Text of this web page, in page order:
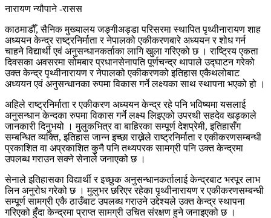
नारायण न्यौपाने -रासस
काठमाडौँ, सैनिक मुख्यालय जङ्गीअड्डा परिसरमा स्थापित पृथ्वीनारायण शाह
अध्ययन केन्द्र राष्ट्रनिर्माता र नेपालको एकीकरणबारे अध्ययन र शोध गर्न
चाहने विद्यार्थी एवं अनुसन्धानकर्ताका लागि खुला गरिएको छ । राष्ट्रिय एकता
दिवसका अवसरमा सोमबार प्रधानसेनापति पूर्णचन्द्र थापाले उद्घाटन गरेको
उक्त केन्द्र पृथ्वीनारायण र नेपालको एकीकरणको इतिहास एकैथलोबाट
अध्ययन एवं अनुसन्धानका रुपमा विकास गर्ने लक्ष्यका साथ स्थापना भएको हो ।
अहिले राष्ट्रनिर्माता र एकीकरण अध्ययन केन्द्र रहे पनि भविष्यमा यसलाई
अनुसन्धान केन्दका रुपमा विकास गर्ने लक्ष्य लिइएको उपरथी सहदेव खड्काले
जानकारी दिनुभयो । मुलुकभित्र वा बाहिरका सम्पूर्ण देशप्रेमी, इतिहासँग
सम्बन्धित व्यक्ति, इतिहास जान्न इच्छा राख्नेले राष्ट्रनिर्माता र एकीकरणसम्बन्धी
प्रकाशित वा अप्रकाशित कुनै पनि तथ्यपरक सामग्री पनि उक्त केन्द्रमा
उपलब्ध गराउन सक्ने सेनाले जनाएको छ ।
सेनाले इतिहासका विद्यार्थी र इच्छुक अनुसन्धानकर्तालाई केन्द्रबाट भरपूर लाभ
लिन अनुरोध गरेको छ । मुलुभर छरिएर रहेका पृथ्वीनारायण र एकीकरणसम्बन्धी
सम्पूर्ण सामग्री एकै ठाउँबाट उपलब्ध गराउने उद्देश्यले उक्त केन्द्र स्थापना
गरिएको हुँदा केन्द्रमा प्राप्त सामग्री उचित संरक्षण हुने जनाइएको छ ।